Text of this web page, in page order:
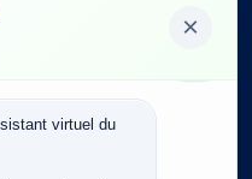
×
virtuel du